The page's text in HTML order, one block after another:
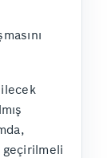
geçirilmeli